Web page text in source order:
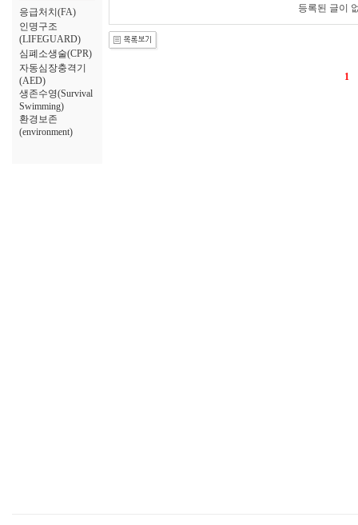
응급처치(FA)
인명구조
(LIFEGUARD)
심폐소생술(CPR)
자동심장충격기
(AED)
생존수영(Survival
Swimming)
환경보존
(environment)
등록된 글이
1